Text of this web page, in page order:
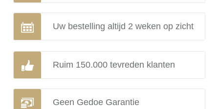
Uw bestelling altijd 2 weken op zicht
Ruim 150.000 tevreden klanten
Geen Gedoe Garantie